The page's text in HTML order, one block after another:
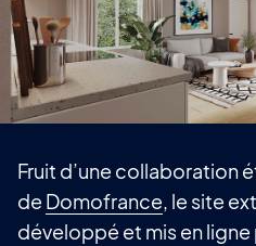
Fruit d’une collaboration
de Domofrance, le site
développé et mis en